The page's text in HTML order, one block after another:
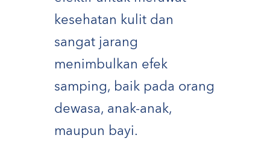
kesehatan kulit dan
sangat jarang
menimbulkan efek
samping, baik pada orang
dewasa, anak-anak,
maupun bayi.